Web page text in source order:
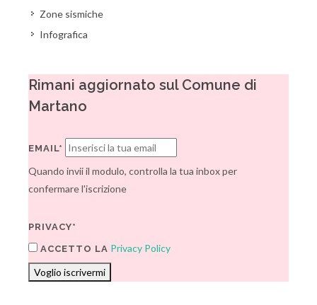
Zone sismiche
Infografica
Rimani aggiornato sul Comune di
Martano
EMAIL*
Quando invii il modulo, controlla la tua inbox per
confermare l'iscrizione
PRIVACY*
ACCETTO LA Privacy Policy
Voglio iscrivermi